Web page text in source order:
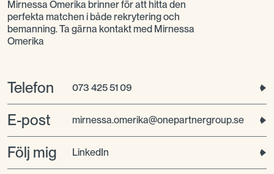
Mirnessa Omerika brinner för att hitta den
perfekta matchen i både rekrytering och
bemanning. Ta gärna kontakt med Mirnessa
Omerika
Telefon 073 425 51 09
E-post mirnessa.omerika@onepartnergroup.se
Följ mig LinkedIn